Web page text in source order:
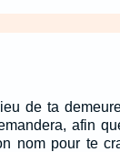
de ta
afin
nom pour te